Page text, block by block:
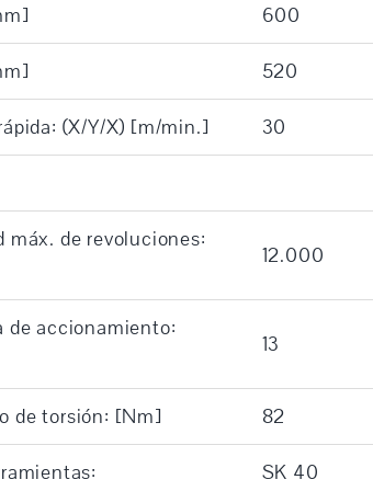
600
520
(X/Y/X) [m/min.] 30
máx. de revoluciones:
12.000
de accionamiento:
13
de torsión: [Nm] 82
SK 40